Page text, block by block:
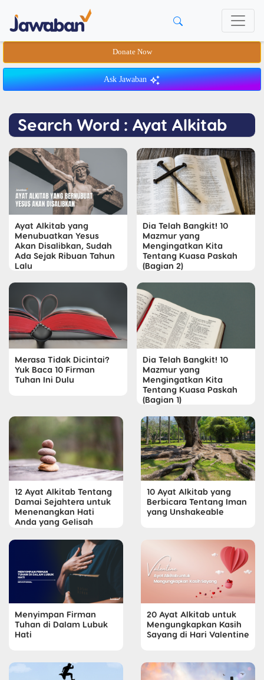
Donate Now
Ask Jawaban
Search Word : Ayat Alkitab
Ayat Alkitab yang
Menubuatkan Yesus
Akan Disalibkan, Sudah
Ada Sejak Ribuan Tahun
Lalu
Dia Telah Bangkit! 10
Mazmur yang
Mengingatkan Kita
Tentang Kuasa Paskah
(Bagian 2)
Merasa Tidak Dicintai?
Yuk Baca 10 Firman
Tuhan Ini Dulu
Dia Telah Bangkit! 10
Mazmur yang
Mengingatkan Kita
Tentang Kuasa Paskah
(Bagian 1)
12 Ayat Alkitab Tentang
Damai Sejahtera untuk
Menenangkan Hati
Anda yang Gelisah
10 Ayat Alkitab yang
Berbicara Tentang Iman
yang Unshakeable
Menyimpan Firman
Tuhan di Dalam Lubuk
Hati
20 Ayat Alkitab untuk
Mengungkapkan Kasih
Sayang di Hari Valentine